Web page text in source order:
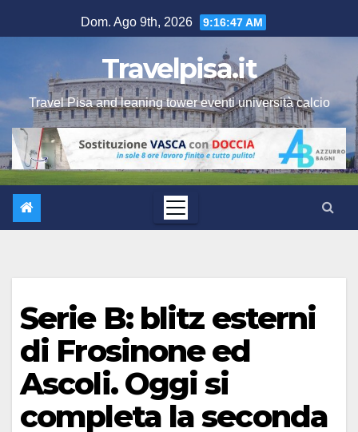
al
Dom. Ago 9th, 2026 9:16:47 AM
Travelpisa.it
Travel Pisa and leaning tower eventi università calcio
Serie B: blitz esterni
di Frosinone ed
Ascoli. Oggi si
completa la seconda